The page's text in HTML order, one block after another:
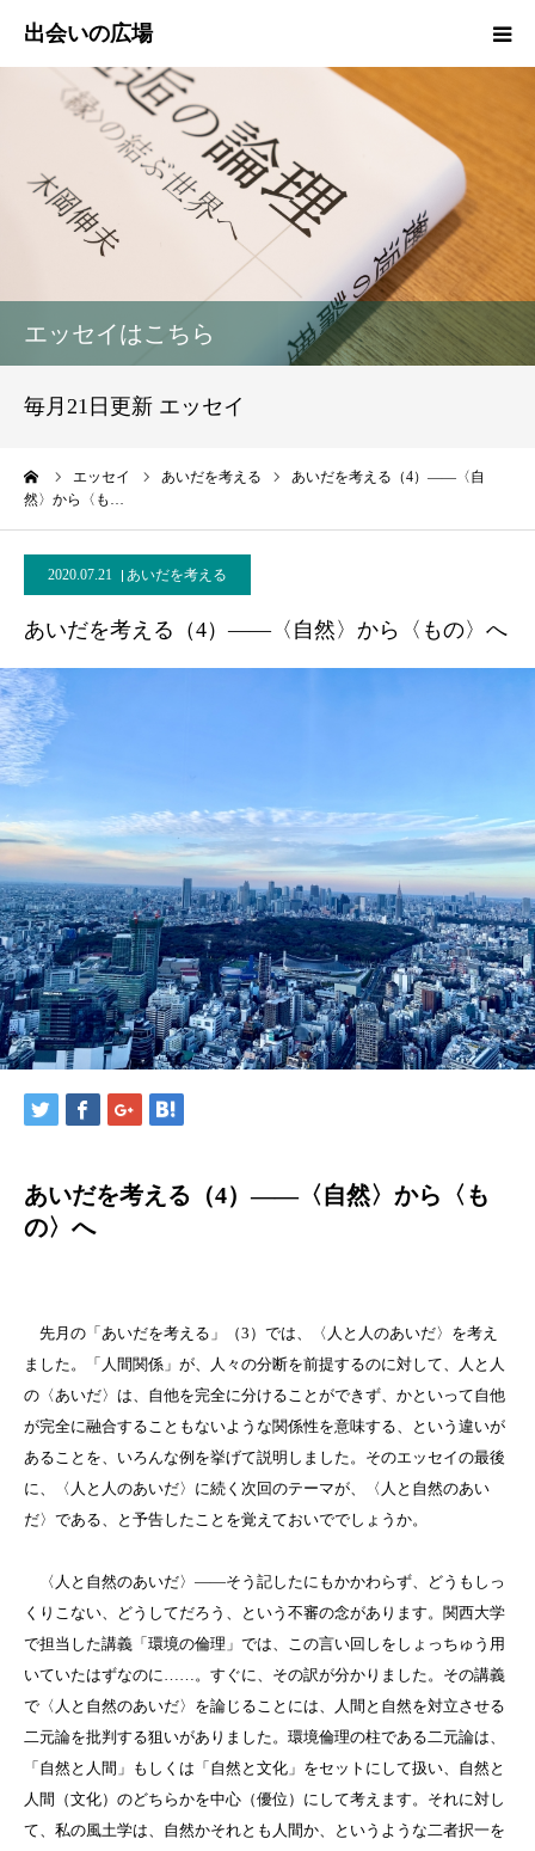
エッセイはこちら
毎月21日更新 エッセイ
エッセイ あいだを考える
あいだを考える（4）――〈自
然〉から〈も…
2020.07.21 あいだを考える
あいだを考える（4）――〈自然〉から〈もの〉へ
あいだを考える（4）――〈自然〉から〈も
の〉へ
先月の「あいだを考える」（3）では、〈人と人のあいだ〉を考え
ました。「人間関係」が、人々の分断を前提するのに対して、人と人
の〈あいだ〉は、自他を完全に分けることができず、かといって自他
が完全に融合することもないような関係性を意味する、という違いが
あることを、いろんな例を挙げて説明しました。そのエッセイの最後
に、〈人と人のあいだ〉に続く次回のテーマが、〈人と自然のあい
だ〉である、と予告したことを覚えておいででしょうか。
〈人と自然のあいだ〉――そう記したにもかかわらず、どうもしっ
くりこない、どうしてだろう、という不審の念があります。関西大学
で担当した講義「環境の倫理」では、この言い回しをしょっちゅう用
いていたはずなのに……。すぐに、その訳が分かりました。その講義
で〈人と自然のあいだ〉を論じることには、人間と自然を対立させる
二元論を批判する狙いがありました。環境倫理の柱である二元論は、
「自然と人間」もしくは「自然と文化」をセットにして扱い、自然と
人間（文化）のどちらかを中心（優位）にして考えます。それに対し
て、私の風土学は、自然かそれとも人間か、というような二者択一を
HOME
新着情報
エッセイ
活動報告
出会いの広場